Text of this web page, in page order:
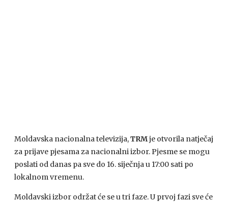
Moldavska nacionalna televizija,TRMje otvorila natječaj
za prijave pjesama za nacionalni izbor. Pjesme se mogu
poslati od danas pa sve do 16. siječnja u 17:00 sati po
lokalnom vremenu.
Moldavski izbor održat će se u tri faze. U prvoj fazi sve će